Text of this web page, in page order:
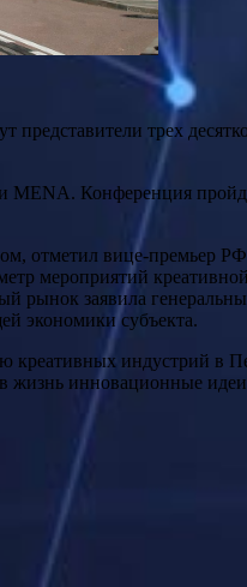
трех
Конференция
отметил вице-премьер
мероприятий
рынок заявила
экономики субъекта.
индустрий в
жизнь инновационные